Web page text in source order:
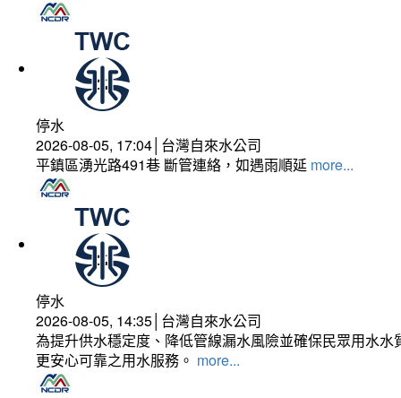
停水
2026-08-05, 17:04│台灣自來水公司
平鎮區湧光路491巷 斷管連絡，如遇雨順延 more...
停水
2026-08-05, 14:35│台灣自來水公司
為提升供水穩定度、降低管線漏水風險並確保民眾用水
更安心可靠之用水服務。 more...